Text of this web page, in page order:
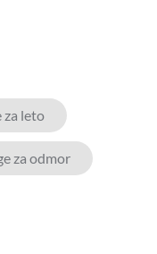
za leto
za odmor